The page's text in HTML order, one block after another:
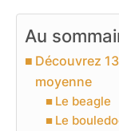
Au
Découvrez
moyenne
Le beagle
Le